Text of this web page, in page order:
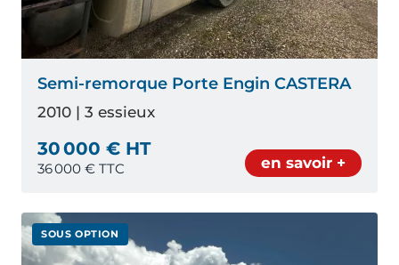
Semi-remorque Porte Engin CASTERA
2010 | 3 essieux
30 000 € HT
36 000 € TTC en savoir +
SOUS OPTION